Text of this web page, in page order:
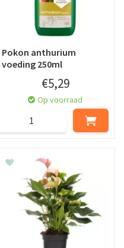
Pokon anthurium
voeding 250ml
€5,29
Op voorraad